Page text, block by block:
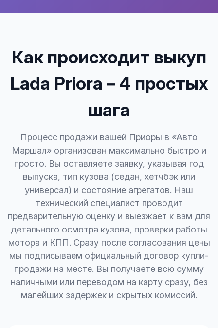
Как происходит выкуп
Lada Priora – 4 простых
шага
Процесс продажи вашей Приоры в «Авто
Маршал» организован максимально быстро и
просто. Вы оставляете заявку, указывая год
выпуска, тип кузова (седан, хетчбэк или
универсал) и состояние агрегатов. Наш
технический специалист проводит
предварительную оценку и выезжает к вам для
детального осмотра кузова, проверки работы
мотора и КПП. Сразу после согласования цены
мы подписываем официальный договор купли-
продажи на месте. Вы получаете всю сумму
наличными или переводом на карту сразу, без
малейших задержек и скрытых комиссий.